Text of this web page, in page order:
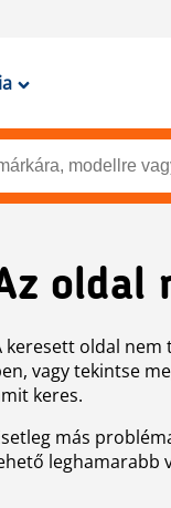
oldal
keresett oldal nem
vagy tekintse
keres.
más
leghamarabb